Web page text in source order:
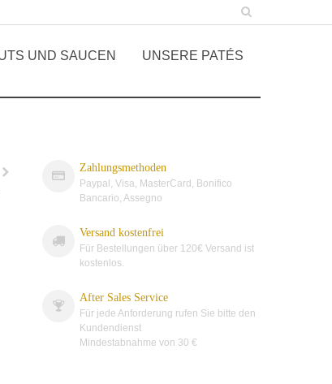
UND SAUCEN
UNSERE PATÉS
Zahlungsmethoden
Paypal, Visa, MasterCard, Bonifico
Bancario, Assegno
Versand kostenfrei
Für Bestellungen über 120€ Versand ist
kostenlos.
After Sales Service
Für jede Anforderung rufen Sie bitte den
Kundendienst
Mindestabnahme von 30 €